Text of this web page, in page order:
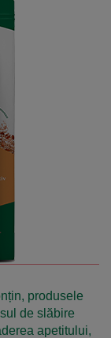
produsele
de slăbire
apetitului,